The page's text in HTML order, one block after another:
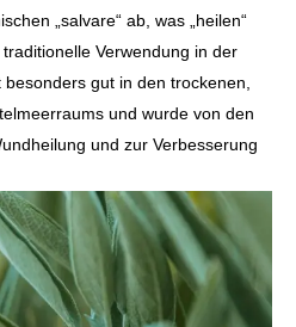
„salvare“ ab, was „heilen“
Verwendung in der
gut in den trockenen,
und wurde von den
und zur Verbesserung